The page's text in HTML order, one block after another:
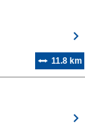
11.8 km